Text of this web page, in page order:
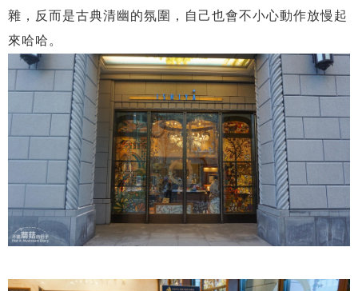
雜，反而是古典清幽的氛圍，自己也會不小心動作放慢起
來哈哈。